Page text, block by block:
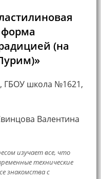
(на
ГБОУ школа №1621,
Валентина
изучает все, что
технические
знакомства с